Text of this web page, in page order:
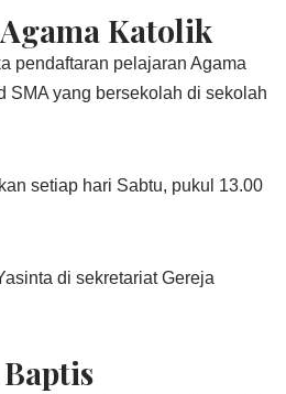
Katolik
pendaftaran pelajaran Agama
SMA yang bersekolah di sekolah
setiap hari Sabtu, pukul 13.00
di sekretariat Gereja